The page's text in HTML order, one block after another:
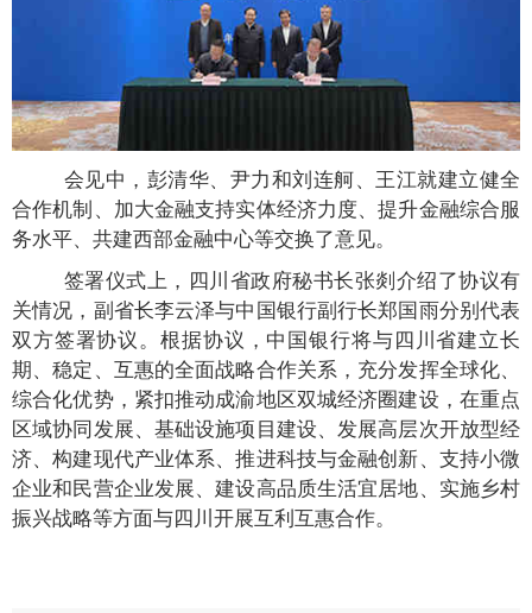
会见中，彭清华、尹力和刘连舸、王江就建立健全
合作机制、加大金融支持实体经济力度、提升金融综合服
务水平、共建西部金融中心等交换了意见。
签署仪式上，四川省政府秘书长张剡介绍了协议有
关情况，副省长李云泽与中国银行副行长郑国雨分别代表
双方签署协议。根据协议，中国银行将与四川省建立长
期、稳定、互惠的全面战略合作关系，充分发挥全球化、
综合化优势，紧扣推动成渝地区双城经济圈建设，在重点
区域协同发展、基础设施项目建设、发展高层次开放型经
济、构建现代产业体系、推进科技与金融创新、支持小微
企业和民营企业发展、建设高品质生活宜居地、实施乡村
振兴战略等方面与四川开展互利互惠合作。